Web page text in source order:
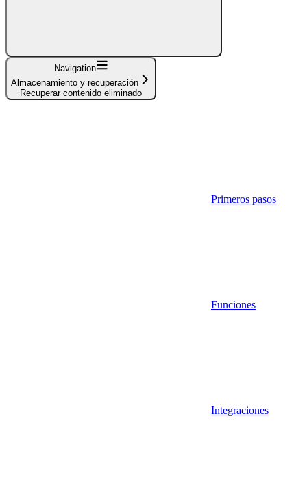
Navigation
Almacenamiento y recuperación
Recuperar contenido eliminado
Primeros pasos
Funciones
Integraciones